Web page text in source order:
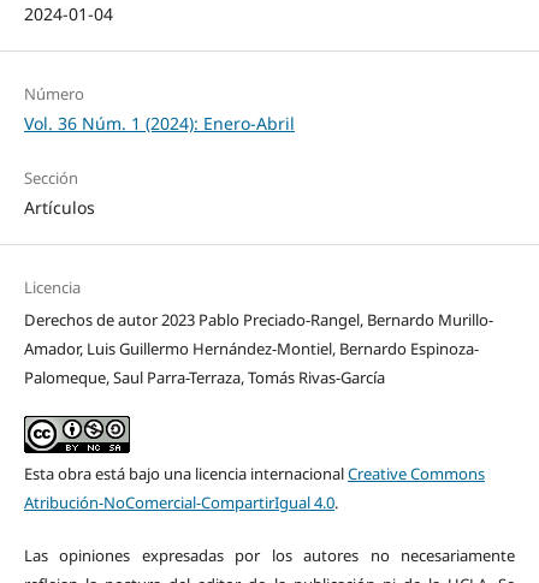
2024-01-04
Número
Vol. 36 Núm. 1 (2024): Enero-Abril
Sección
Artículos
Licencia
Derechos de autor 2023 Pablo Preciado-Rangel, Bernardo Murillo-
Amador, Luis Guillermo Hernández-Montiel, Bernardo Espinoza-
Palomeque, Saul Parra-Terraza, Tomás Rivas-García
Esta obra está bajo una licencia internacionalCreative Commons
Atribución-NoComercial-CompartirIgual 4.0.
Las opiniones expresadas por los autores no necesariamente